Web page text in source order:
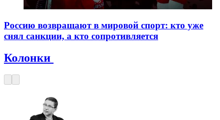
Россию возвращают в мировой спорт: кто уже
снял санкции, а кто сопротивляется
Колонки